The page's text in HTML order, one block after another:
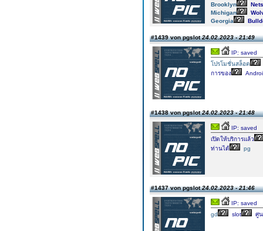
Brooklyn
Nets
Michigan
Georgia
#1439 von pgslot24.02.2023 - 21:49
IP: saved
โปรโมชั่นสล็อต
การของ
#1438 von pgslot24.02.2023 - 21:48
IP: saved
เปิดให้บริการแล้ว
ท่านได้
pg
#1437 von pgslot24.02.2023 - 21:46
IP: saved
gd
slot ศู